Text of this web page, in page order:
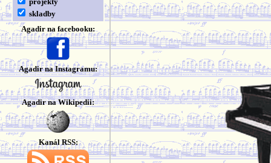
skladby
Agadir na facebooku:
Agadir na Instagramu:
Agadir na Wikipedii:
Kanál RSS: